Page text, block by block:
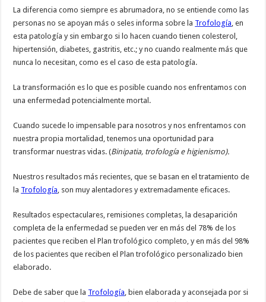
La diferencia como siempre es abrumadora, no se entiende como las
personas no se apoyan más o seles informa sobre la Trofología , en
esta patología y sin embargo si lo hacen cuando tienen colesterol,
hipertensión, diabetes, gastritis, etc.; y no cuando realmente más que
nunca lo necesitan, como es el caso de esta patología.
La transformación es lo que es posible cuando nos enfrentamos con
una enfermedad potencialmente mortal.
Cuando sucede lo impensable para nosotros y nos enfrentamos con
nuestra propia mortalidad, tenemos una oportunidad para
transformar nuestras vidas. (Binipatia, trofología e higienismo).
Nuestros resultados más recientes, que se basan en el tratamiento de
la Trofología , son muy alentadores y extremadamente eficaces.
Resultados espectaculares, remisiones completas, la desaparición
completa de la enfermedad se pueden ver en más del 78% de los
pacientes que reciben el Plan trofológico completo, y en más del 98%
de los pacientes que reciben el Plan trofológico personalizado bien
elaborado.
Debe de saber que la Trofología , bien elaborada y aconsejada por si